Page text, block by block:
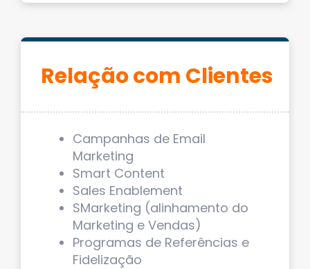
Relação com Clientes
Campanhas de Email
Marketing
Smart Content
Sales Enablement
SMarketing (alinhamento do
Marketing e Vendas)
Programas de Referências e
Fidelização